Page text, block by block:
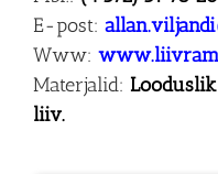
E-post:
Www:
Materjalid:
liiv.